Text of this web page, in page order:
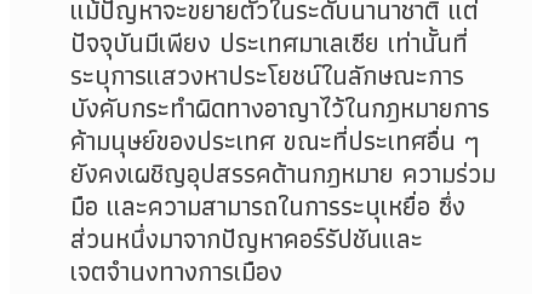
แม้ปัญหาจะขยายตัวในระดับนานาชาติ แต่
ปัจจุบันมีเพียง ประเทศมาเลเซีย เท่านั้นที่
ระบุการแสวงหาประโยชน์ในลักษณะการ
บังคับกระทำผิดทางอาญาไว้ในกฎหมายการ
ค้ามนุษย์ของประเทศ ขณะที่ประเทศอื่น ๆ
ยังคงเผชิญอุปสรรคด้านกฎหมาย ความร่วม
มือ และความสามารถในการระบุเหยื่อ ซึ่ง
ส่วนหนึ่งมาจากปัญหาคอร์รัปชันและ
เจตจำนงทางการเมือง